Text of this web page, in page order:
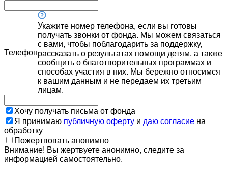
Телефон
Укажите номер телефона, если вы готовы
получать звонки от фонда. Мы можем связаться
с вами, чтобы поблагодарить за поддержку,
рассказать о результатах помощи детям, а также
сообщить о благотворительных программах и
способах участия в них. Мы бережно относимся
к вашим данным и не передаем их третьим
лицам.
Хочу получать письма от фонда
Я принимаю публичную оферту и даю согласие на
обработку
Пожертвовать анонимно
Внимание! Вы жертвуете анонимно, следите за
информацией самостоятельно.